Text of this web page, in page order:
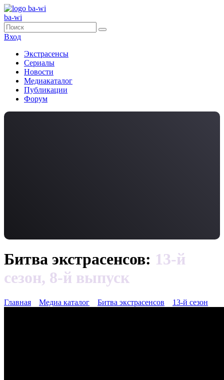
ba-wi
Вход
Экстрасенсы
Сериалы
Новости
Медиакаталог
Публикации
Форум
Битва экстрасенсов: 13-й
сезон, 8-й выпуск
Главная Медиа каталог Битва экстрасенсов 13-й сезон